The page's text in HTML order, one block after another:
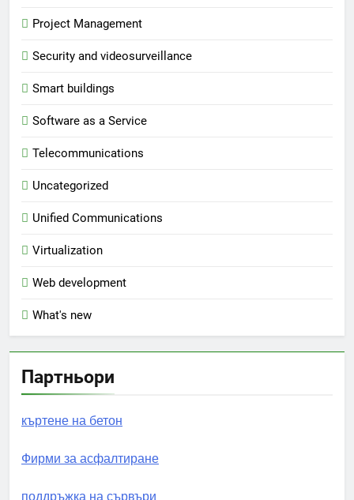
Project Management
Security and videosurveillance
Smart buildings
Software as a Service
Telecommunications
Uncategorized
Unified Communications
Virtualization
Web development
What's new
Партньори
къртене на бетон
Фирми за асфалтиране
поддръжка на сървъри